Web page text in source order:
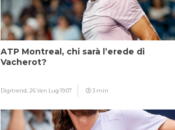
ATP Montreal, chi sarà l’erede di
Vacherot?
Digitrend, 26 Ven Lug 19:07 3 min